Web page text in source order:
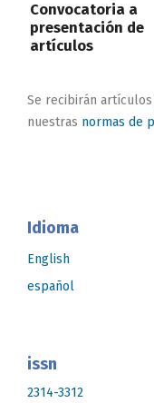
Convocatoria a
presentación de
artículos
Se recibirán
nuestras normas de
Idioma
English
español
issn
2314-3312